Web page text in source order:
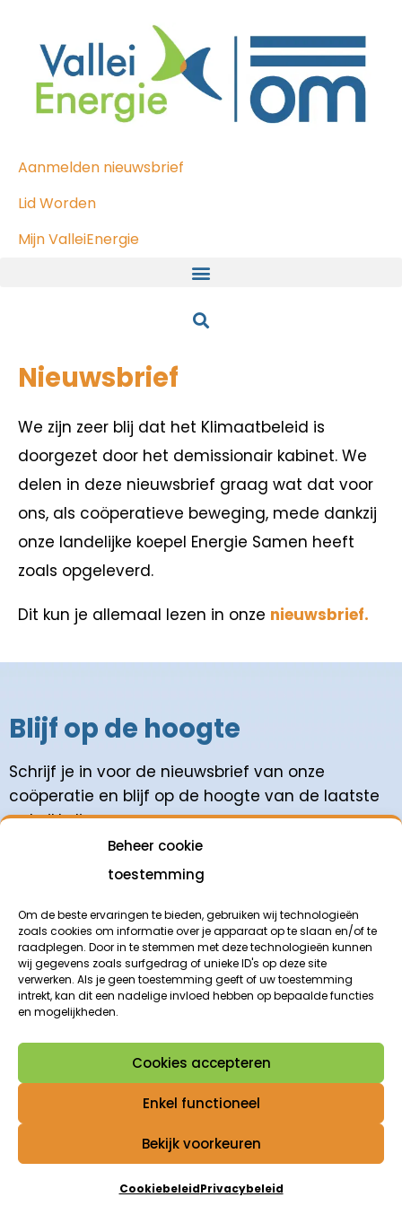
Beheer cookie
toestemming
Om de beste ervaringen te bieden, gebruiken wij technologieën
zoals cookies om informatie over je apparaat op te slaan en/of te
raadplegen. Door in te stemmen met deze technologieën kunnen
wij gegevens zoals surfgedrag of unieke ID's op deze site
verwerken. Als je geen toestemming geeft of uw toestemming
intrekt, kan dit een nadelige invloed hebben op bepaalde functies
en mogelijkheden.
Cookies accepteren
Enkel functioneel
Bekijk voorkeuren
CookiebeleidPrivacybeleid
Aanmelden nieuwsbrief
Lid Worden
Mijn ValleiEnergie
Nieuwsbrief
We zijn zeer blij dat het Klimaatbeleid is
doorgezet door het demissionair kabinet. We
delen in deze nieuwsbrief graag wat dat voor
ons, als coöperatieve beweging, mede dankzij
onze landelijke koepel Energie Samen heeft
zoals opgeleverd.
Dit kun je allemaal lezen in onze nieuwsbrief.
Blijf op de hoogte
Schrijf je in voor de nieuwsbrief van onze
coöperatie en blijf op de hoogte van de laatste
ontwikkelingen.
Aanmelden
Postbus 341
6710 BH Ede
Privacyverklaring
Algemene